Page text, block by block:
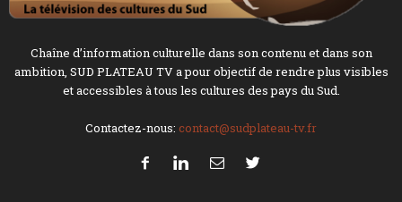
Chaîne d’information culturelle dans son contenu et dans son
ambition, SUD PLATEAU TV a pour objectif de rendre plus visibles
et accessibles à tous les cultures des pays du Sud.
Contactez-nous: contact@sudplateau-tv.fr